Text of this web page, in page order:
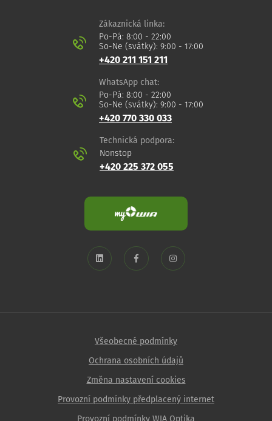
Zákaznická linka:
Po-Pá: 8:00 - 22:00
So-Ne (svátky): 9:00 - 17:00
+420 211 151 211
WhatsApp chat:
Po-Pá: 8:00 - 22:00
So-Ne (svátky): 9:00 - 17:00
+420 770 330 033
Technická podpora:
Nonstop
+420 225 372 055
Všeobecné podmínky
Ochrana osobních údajů
Změna nastavení cookies
Provozní podmínky předplacený internet
Provozní podmínky WIA Optika